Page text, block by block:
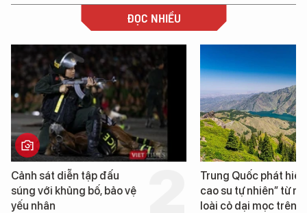
ĐỌC NHIỀU
Trung Quốc phát hiện “mỏ
cao su tự nhiên” từ một
loài cỏ dại mọc trên đất
Loạt dự án bất
Đà Nẵng sắp bị